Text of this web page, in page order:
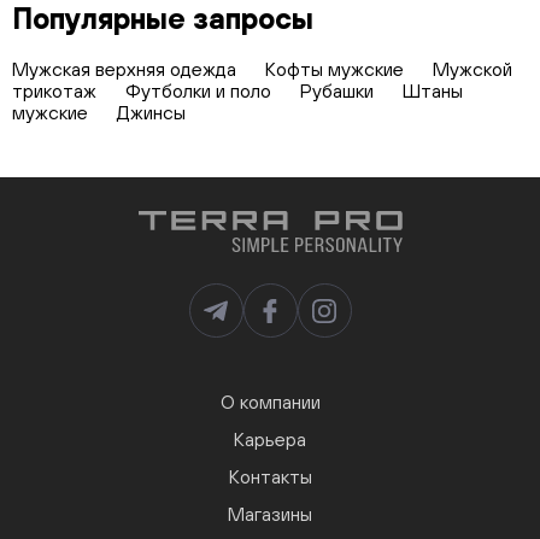
Популярные запросы
Мужская верхняя одежда Кофты мужские
Мужской
трикотаж
Футболки и поло Рубашки
Штаны
мужские
Джинсы
О компании
Карьера
Контакты
Магазины